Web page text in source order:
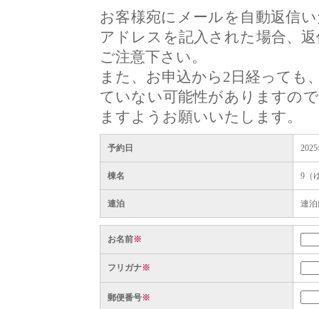
お客様宛にメールを自動返信
アドレスを記入された場合、
ご注意下さい。
また、お申込から2日経っても
ていない可能性がありますの
ますようお願いいたします。
予約日
棟名 9（
連泊 連
お名前※
フリガナ※
郵便番号※